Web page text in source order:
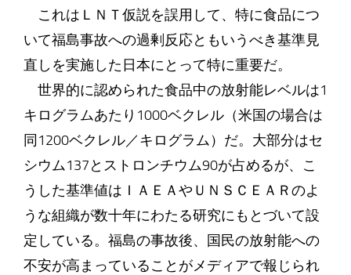
これはＬＮＴ仮説を誤用して、特に食品につ
いて福島事故への過剰反応ともいうべき基準見
直しを実施した日本にとって特に重要だ。
世界的に認められた食品中の放射能レベルは1
キログラムあたり1000ベクレル（米国の場合は
同1200ベクレル／キログラム）だ。大部分はセ
シウム137とストロンチウム90が占めるが、こ
うした基準値はＩＡＥＡやＵＮＳＣＥＡＲのよ
うな組織が数十年にわたる研究にもとづいて設
定している。福島の事故後、国民の放射能への
不安が高まっていることがメディアで報じられ